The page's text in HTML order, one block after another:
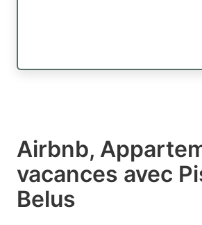
Airbnb,
vacances avec
Belus